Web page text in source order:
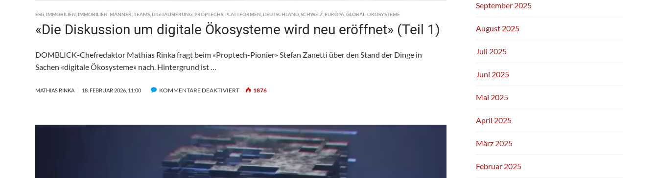
ESG IMMOBILIEN IMMOBILIEN-MÄNNER TEAMS DIGITALISIERUNG PROPTECHS PLATTFORMEN DEUTSCHLAND SCHWEIZ EUROPA GLOBAL ÖKOSYSTEME
«Die Diskussion um digitale Ökosysteme wird neu eröffnet» (Teil 1)
DOMBLICK-Chefredaktor Mathias Rinka fragt beim «Proptech-Pionier» Stefan Zanetti über den Stand der Dinge in
Sachen «digitale Ökosysteme» nach. Hintergrund ist …
MATHIAS RINKA 18. FEBRUAR 2026, 11:00 KOMMENTARE DEAKTIVIERTFÜR
DIGITALE
ÖKOSYSTEME
WIRD
NEU
ERÖFFNET»
1876
September 2025
August 2025
Juli 2025
Juni 2025
Mai 2025
April 2025
März 2025
Februar 2025